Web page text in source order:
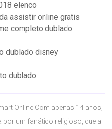
elenco
assistir online gratis
completo dublado
dublado disney
dublado
Online Com apenas 14 anos,
por um fanático religioso, que a